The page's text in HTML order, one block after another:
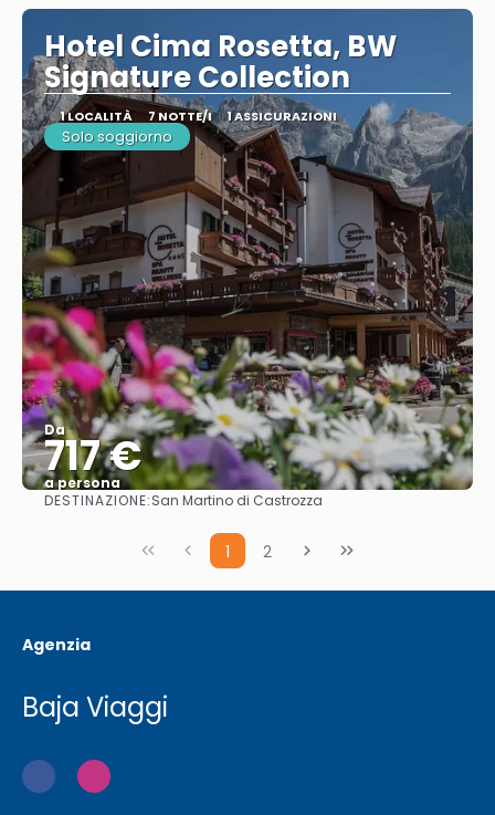
Hotel Cima Rosetta, BW
Signature Collection
1 LOCALITÀ 7 NOTTE/I 1 ASSICURAZIONI
Solo soggiorno
Da
717 €
a persona
Vedere
DESTINAZIONE:San Martino di Castrozza
1 2
Agenzia
Baja Viaggi